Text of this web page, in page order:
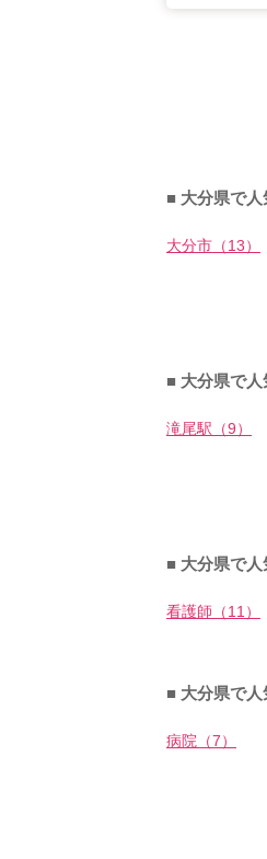
■ 大分県で
大分市（13）
■ 大分県で
滝尾駅（9）
■ 大分県で
看護師（11）
■ 大分県で
病院（7）